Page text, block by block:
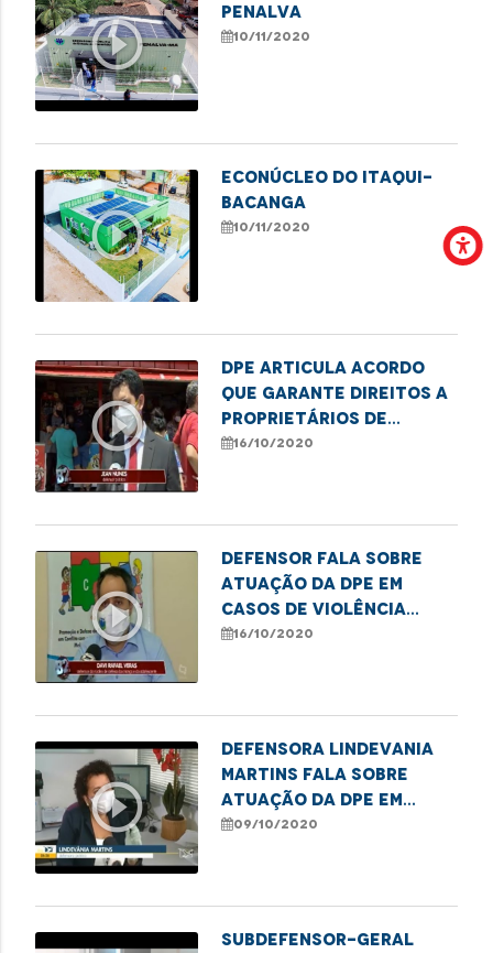
play_circle_outline
Penalva
10/11/2020
play_circle_outline
Econúcleo do Itaqui-
Bacanga
10/11/2020
play_circle_outline
DPE articula acordo
que garante direitos a
proprietários de
bancas de revistas a
16/10/2020
play_circle_outline
Defensor fala sobre
atuação da DPE em
casos de violência
sexual contra
16/10/2020
play_circle_outline
Defensora Lindevania
Martins fala sobre
atuação da DPE em
casos de violência
09/10/2020
Subdefensor-geral